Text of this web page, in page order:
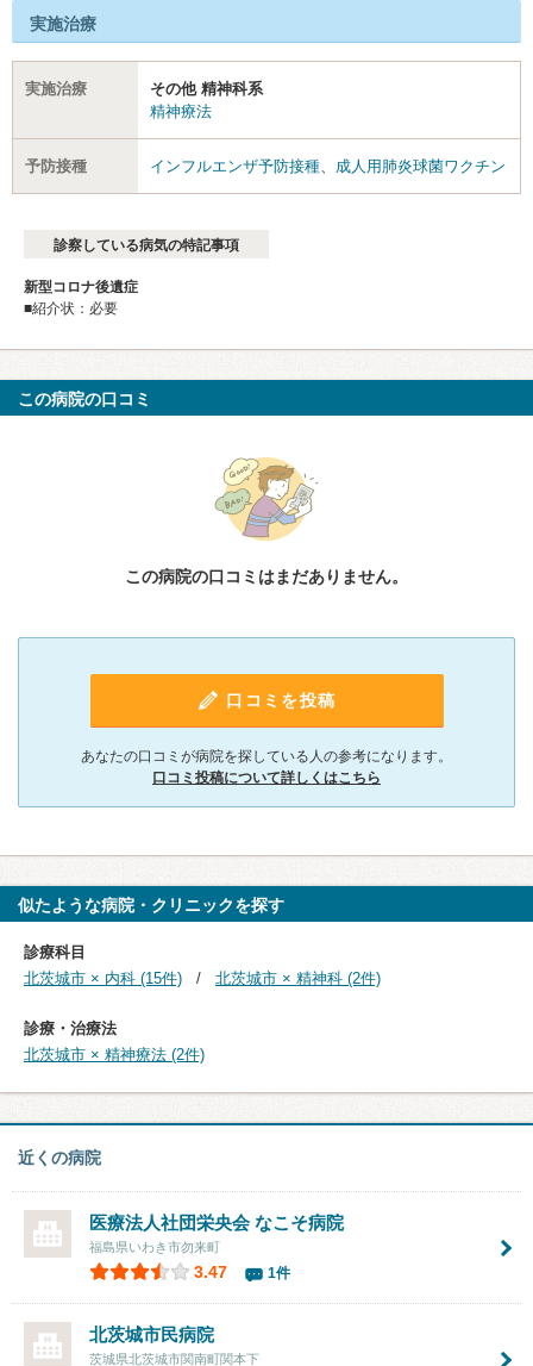
実施治療
実施治療
その他 精神科系
精神療法
予防接種 インフルエンザ予防接種 成人用肺炎球菌ワクチン
診察している病気の特記事項
新型コロナ後遺症
■紹介状：必要
この病院の口コミ
この病院の口コミはまだありません。
口コミを投稿
あなたの口コミが病院を探している人の参考になります。
口コミ投稿について詳しくはこちら
似たような病院・クリニックを探す
診療科目
北茨城市 × 内科 (15件)
北茨城市 × 精神科 (2件)
診療・治療法
北茨城市 × 精神療法 (2件)
近くの病院
医療法人社団栄央会なこそ病院
福島県いわき市勿来町
3.47 1件
北茨城市民病院
茨城県北茨城市関南町関本下